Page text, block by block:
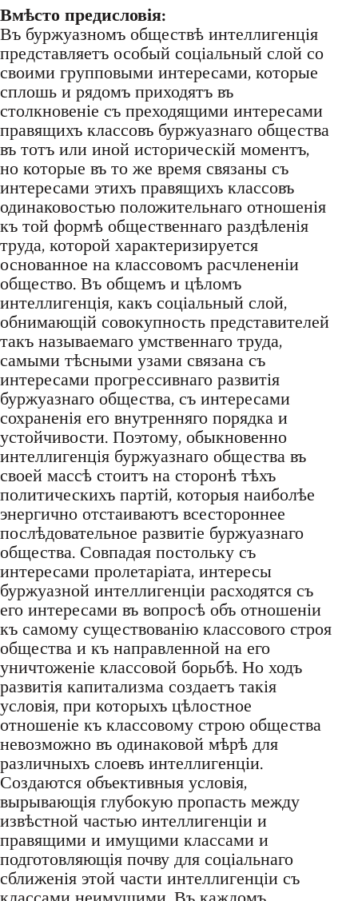
Вмѣсто предисловія:
Въ буржуазномъ обществѣ интеллигенція
представляетъ особый соціальный слой со
своими групповыми интересами, которые
сплошь и рядомъ приходятъ въ
столкновеніе съ преходящими интересами
правящихъ классовъ буржуазнаго общества
въ тотъ или иной историческій моментъ,
но которые въ то же время связаны съ
интересами этихъ правящихъ классовъ
одинаковостью положительнаго отношенія
къ той формѣ общественнаго раздѣленія
труда, которой характеризируется
основанное на классовомъ расчлененіи
общество. Въ общемъ и цѣломъ
интеллигенція, какъ соціальный слой,
обнимающій совокупность представителей
такъ называемаго умственнаго труда,
самыми тѣсными узами связана съ
интересами прогрессивнаго развитія
буржуазнаго общества, съ интересами
сохраненія его внутренняго порядка и
устойчивости. Поэтому, обыкновенно
интеллигенція буржуазнаго общества въ
своей массѣ стоитъ на сторонѣ тѣхъ
политическихъ партій, которыя наиболѣе
энергично отстаиваютъ всестороннее
послѣдовательное развитіе буржуазнаго
общества. Совпадая постольку съ
интересами пролетаріата, интересы
буржуазной интеллигенціи расходятся съ
его интересами въ вопросѣ объ отношеніи
къ самому существованію классового строя
общества и къ направленной на его
уничтоженіе классовой борьбѣ. Но ходъ
развитія капитализма создаетъ такія
условія, при которыхъ цѣлостное
отношеніе къ классовому строю общества
невозможно въ одинаковой мѣрѣ для
различныхъ слоевъ интеллигенціи.
Создаются объективныя условія,
вырывающія глубокую пропасть между
извѣстной частью интеллигенціи и
правящими и имущими классами и
подготовляющія почву для соціальнаго
сближенія этой части интеллигенціи съ